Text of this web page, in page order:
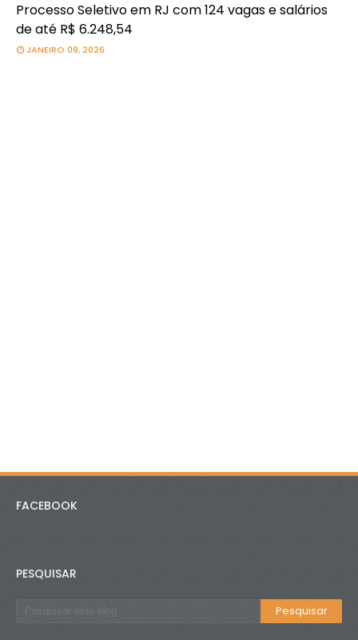
Processo Seletivo em RJ com 124 vagas e salários
de até R$ 6.248,54
JANEIRO 09, 2026
FACEBOOK
PESQUISAR